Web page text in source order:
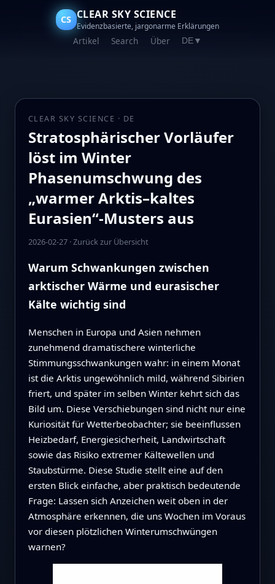
CS CLEAR SKY SCIENCE
Evidenzbasierte, jargonarme Erklärungen
Artikel Search Über DE▼
CLEAR SKY SCIENCE · DE
Stratosphärischer Vorläufer
löst im Winter
Phasenumschwung des
„warmer Arktis–kaltes
Eurasien“-Musters aus
2026-02-27·Zurück zur Übersicht
Warum Schwankungen zwischen
arktischer Wärme und eurasischer
Kälte wichtig sind
Menschen in Europa und Asien nehmen
zunehmend dramatischere winterliche
Stimmungsschwankungen wahr: in einem Monat
ist die Arktis ungewöhnlich mild, während Sibirien
friert, und später im selben Winter kehrt sich das
Bild um. Diese Verschiebungen sind nicht nur eine
Kuriosität für Wetterbeobachter; sie beeinflussen
Heizbedarf, Energiesicherheit, Landwirtschaft
sowie das Risiko extremer Kältewellen und
Staubstürme. Diese Studie stellt eine auf den
ersten Blick einfache, aber praktisch bedeutende
Frage: Lassen sich Anzeichen weit oben in der
Atmosphäre erkennen, die uns Wochen im Voraus
vor diesen plötzlichen Winterumschwüngen
warnen?